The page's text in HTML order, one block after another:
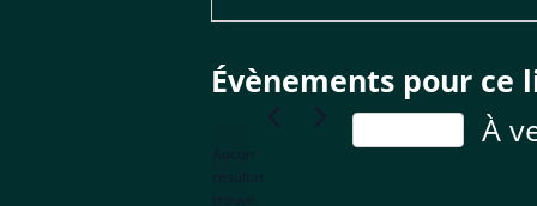
Évènements pour ce
À